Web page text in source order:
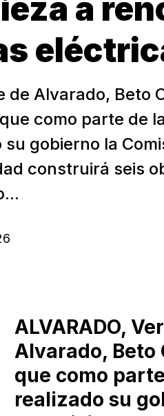
a
de Alvarado, Beto
como parte de
su gobierno la
construirá seis
ALVARADO,
Alvarado, Beto
que como
realizado su